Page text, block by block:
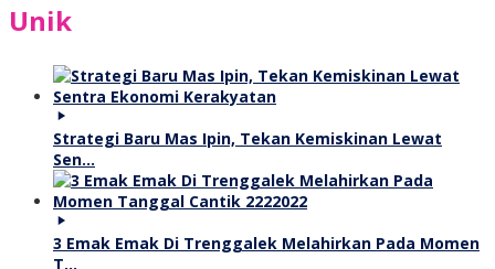
Unik
Strategi Baru Mas Ipin, Tekan Kemiskinan Lewat
Sen…
3 Emak Emak Di Trenggalek Melahirkan Pada Momen
T…